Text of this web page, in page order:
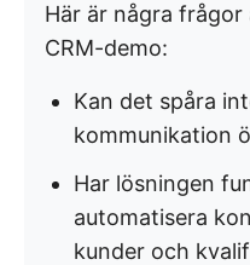
Här är några
CRM-demo:
Kan det spåra
kommunikation
Har lösningen
automatisera
kunder och